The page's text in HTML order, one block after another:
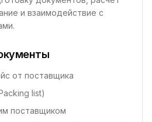
и взаимодействие с
от поставщика
list)
поставщиком